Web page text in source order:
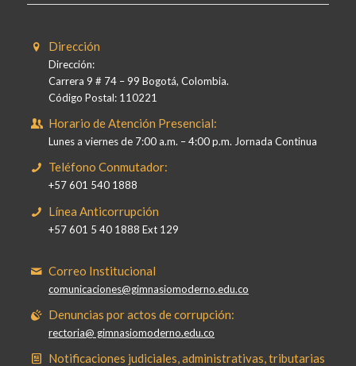
Dirección
Dirección:
Carrera 9 # 74 – 99 Bogotá, Colombia.
Código Postal: 110221
Horario de Atención Presencial:
Lunes a viernes de 7:00 a.m. – 4:00 p.m. Jornada Continua
Teléfono Conmutador:
+57 601 540 1888
Línea Anticorrupción
+57 601 5 40 1888 Ext 129
Correo Institucional
comunicaciones@gimnasiomoderno.edu.co
Denuncias por actos de corrupción:
rectoria@ gimnasiomoderno.edu.co
Notificaciones judiciales, administrativas, tributarias